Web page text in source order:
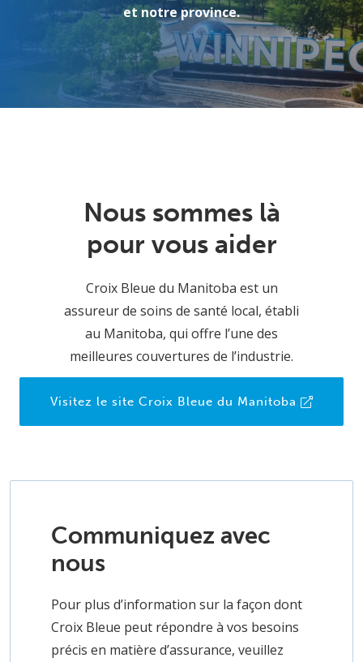
et notre province.
Nous sommes là
pour vous aider
Croix Bleue du Manitoba est un
assureur de soins de santé local, établi
au Manitoba, qui offre l’une des
meilleures couvertures de l’industrie.
Visitez le site Croix Bleue du Manitoba
Communiquez avec
nous
Pour plus d’information sur la façon dont
Croix Bleue peut répondre à vos besoins
précis en matière d’assurance, veuillez